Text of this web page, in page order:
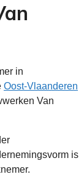
in
Oost-Vlaanderen
Van
is